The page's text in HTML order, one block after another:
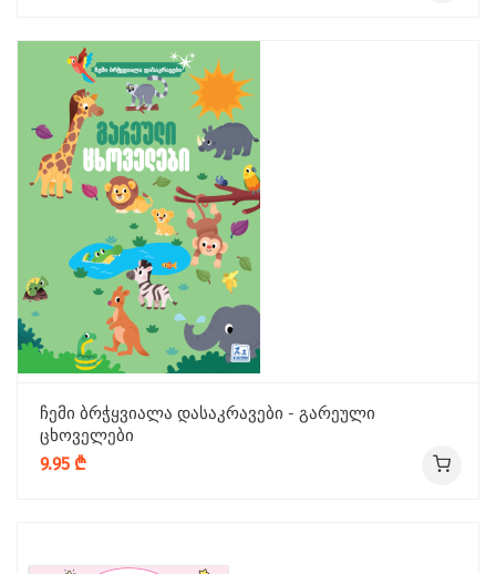
ჩემი ბრჭყვიალა დასაკრავები - გარეული
ცხოველები
9.95 ₾